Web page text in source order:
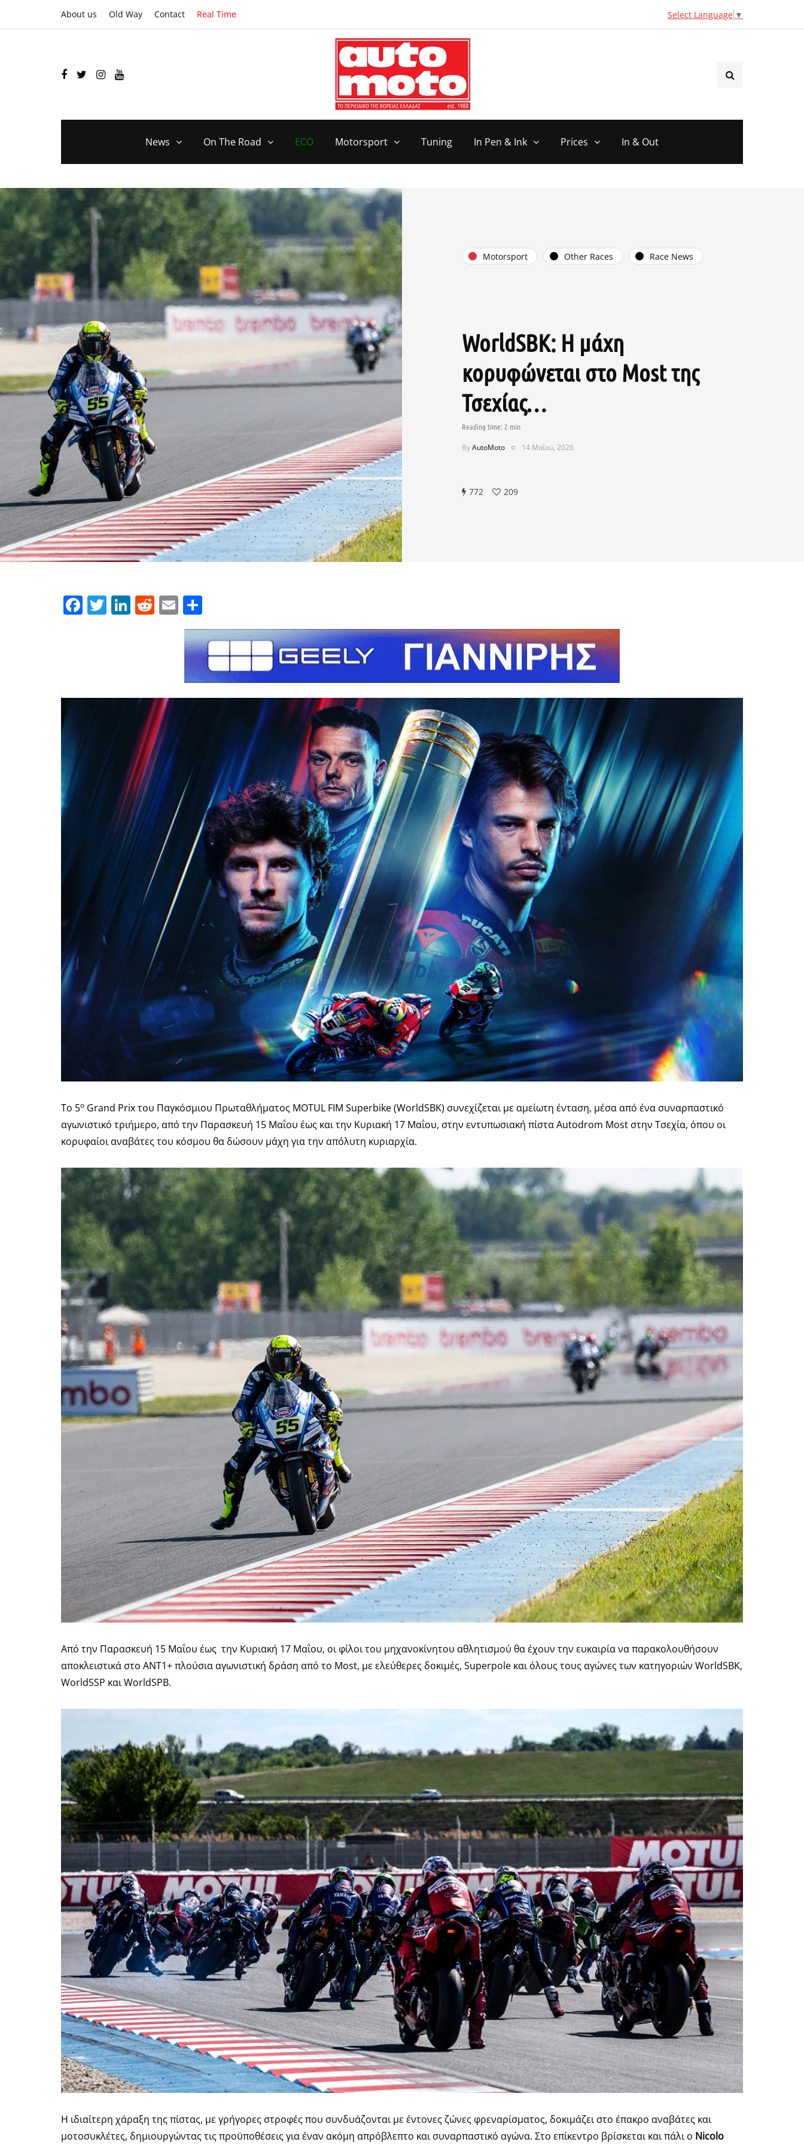
About us Old Way Contact Real Time Select Language ▼
News On The Road ECO Motorsport Tuning In Pen & Ink Prices In & Out
Motorsport Other Races Race News
WorldSBK: Η μάχη
κορυφώνεται στο Most της
Τσεχίας…
ByAutoMoto 14 Μαΐου, 2026
772 209
Facebook
Twitter
LinkedIn
Reddit
Email
Το 5ο Grand Prix του Παγκόσμιου Πρωταθλήματος MOTUL FIM Superbike (WorldSBK) συνεχίζεται με αμείωτη ένταση, μέσα από ένα συναρπαστικό
αγωνιστικό τριήμερο, από την Παρασκευή 15 Μαΐου έως και την Κυριακή 17 Μαΐου, στην εντυπωσιακή πίστα Autodrom Most στην Τσεχία, όπου οι
κορυφαίοι αναβάτες του κόσμου θα δώσουν μάχη για την απόλυτη κυριαρχία.
Από την Παρασκευή 15 Μαΐου έως την Κυριακή 17 Μαΐου, οι φίλοι του μηχανοκίνητου αθλητισμού θα έχουν την ευκαιρία να παρακολουθήσουν
αποκλειστικά στο ANT1+ πλούσια αγωνιστική δράση από το Most, με ελεύθερες δοκιμές, Superpole και όλους τους αγώνες των κατηγοριών WorldSBK,
WorldSSP και WorldSPB.
Η ιδιαίτερη χάραξη της πίστας, με γρήγορες στροφές που συνδυάζονται με έντονες ζώνες φρεναρίσματος, δοκιμάζει στο έπακρο αναβάτες και
μοτοσυκλέτες, δημιουργώντας τις προϋποθέσεις για έναν ακόμη απρόβλεπτο και συναρπαστικό αγώνα. Στο επίκεντρο βρίσκεται και πάλι ο Nicolo